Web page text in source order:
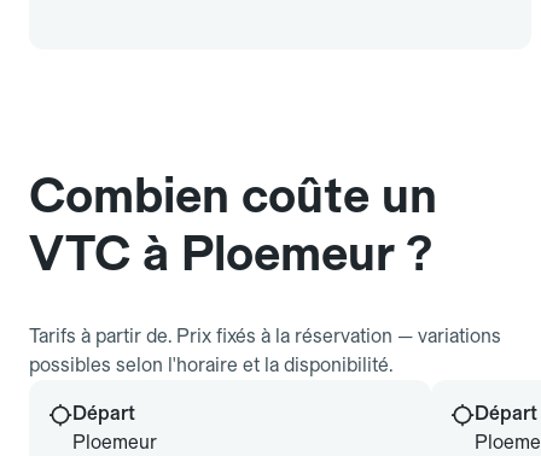
Combien coûte un
VTC à Ploemeur ?
Tarifs à partir de. Prix fixés à la réservation — variations
possibles selon l'horaire et la disponibilité.
Départ
Ploemeur
Départ